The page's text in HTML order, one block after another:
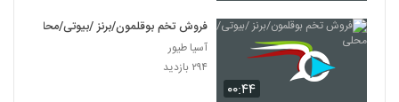
۰۰:۴۴
فروش تخم بوقلمون/برنز /بیوتی/محلی
آسیا طیور
۲۹۴ بازدید